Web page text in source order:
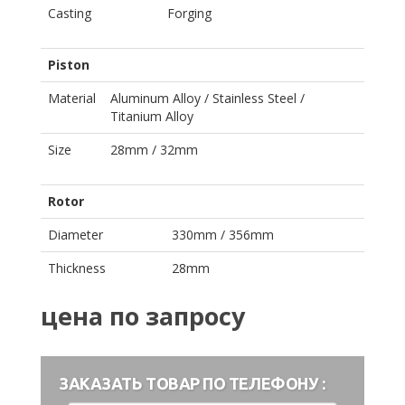
Casting Forging
Piston
Material
Aluminum Alloy / Stainless Steel /
Titanium Alloy
Size
28mm / 32mm
Rotor
Diameter
330mm / 356mm
Thickness
28mm
цена по запросу
ЗАКАЗАТЬ ТОВАР ПО ТЕЛЕФОНУ :